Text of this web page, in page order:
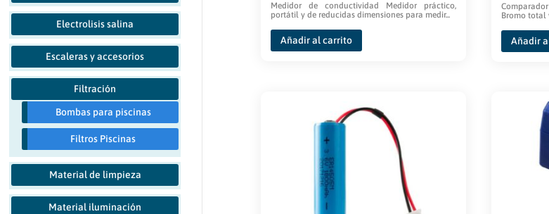
Electrolisis salina
Escaleras y accesorios
Filtración
Bombas para piscinas
Filtros Piscinas
Material de limpieza
Material iluminación
Medidor de conductividad Medidor práctico,
portátil y de reducidas dimensiones para medir...
Añadir al carrito
Bromo total
Añadir